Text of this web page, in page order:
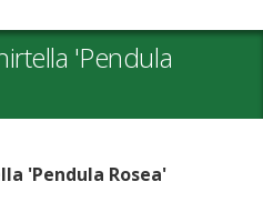
'Pendula
'Pendula Rosea'